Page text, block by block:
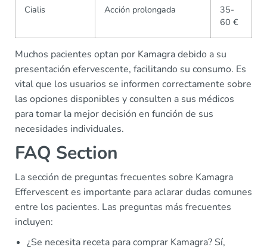
Cialis Acción prolongada
35-
60 €
Muchos pacientes optan por Kamagra debido a su
presentación efervescente, facilitando su consumo. Es
vital que los usuarios se informen correctamente sobre
las opciones disponibles y consulten a sus médicos
para tomar la mejor decisión en función de sus
necesidades individuales.
FAQ Section
La sección de preguntas frecuentes sobre Kamagra
Effervescent es importante para aclarar dudas comunes
entre los pacientes. Las preguntas más frecuentes
incluyen:
¿Se necesita receta para comprar Kamagra? Sí,